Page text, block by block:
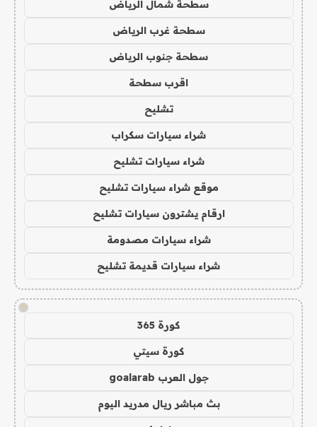
سطحة شمال الرياض
سطحة غرب الرياض
سطحة جنوب الرياض
اقرب سطحة
تشليح
شراء سيارات سكراب
شراء سيارات تشليح
موقع شراء سيارات تشليح
ارقام يشترون سيارات تشليح
شراء سيارات مصدومة
شراء سيارات قديمة تشليح
!
كورة 365
كورة سيتي
جول العرب goalarab
بث مباشر ريال مدريد اليوم